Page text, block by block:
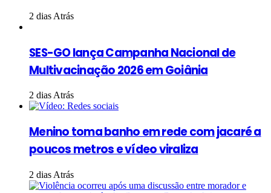
2 dias Atrás
SES-GO lança Campanha Nacional de
Multivacinação 2026 em Goiânia
2 dias Atrás
Menino toma banho em rede com jacaré a
poucos metros e vídeo viraliza
2 dias Atrás